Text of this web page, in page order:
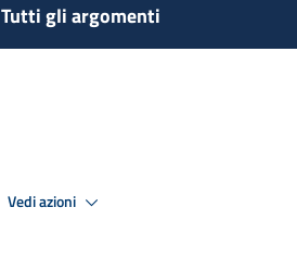
Tutti gli argomenti
Vedi azioni